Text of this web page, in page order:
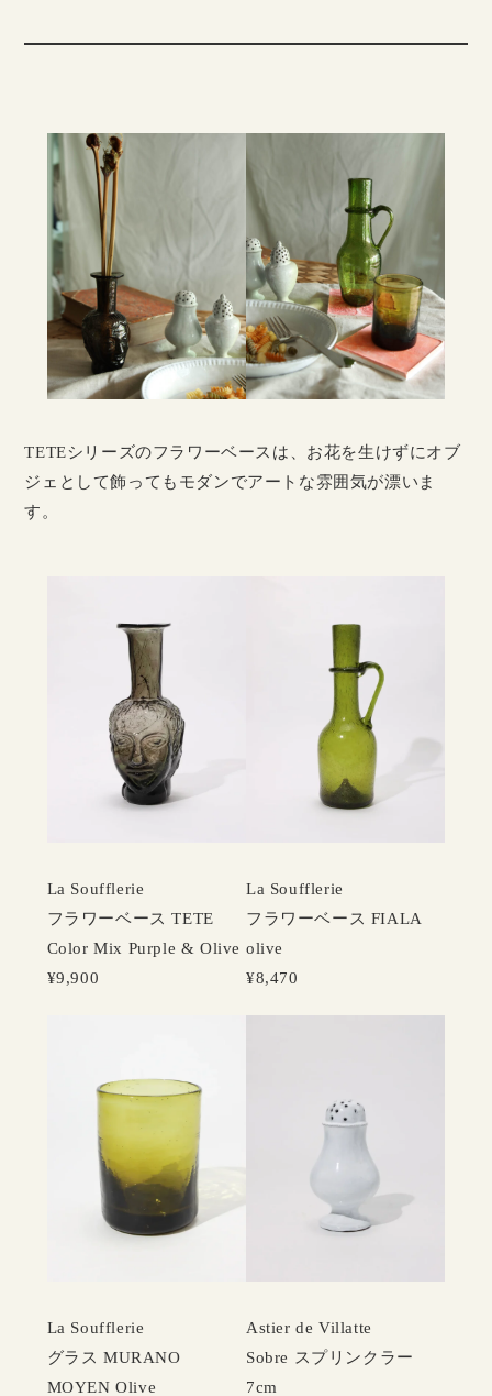
TETEシリーズのフラワーベースは、お花を生けずにオブ
ジェとして飾ってもモダンでアートな雰囲気が漂いま
す。
La Soufflerie
フラワーベース TETE
Color Mix Purple & Olive
¥9,900
La Soufflerie
フラワーベース FIALA
olive
¥8,470
La Soufflerie
グラス MURANO
MOYEN Olive
Astier de Villatte
Sobre スプリンクラー
7cm